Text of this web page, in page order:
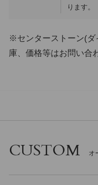
ります。
※センターストーン(ダ
庫、価格等はお問い合
CUSTOM